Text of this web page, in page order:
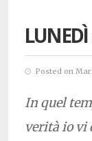
Posted on
In quel
verità io vi